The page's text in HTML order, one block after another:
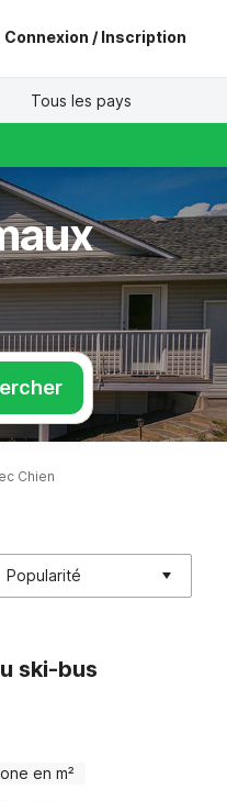
Connexion / Inscription
Tous les pays
Chien
Popularité
ski-bus
en m²